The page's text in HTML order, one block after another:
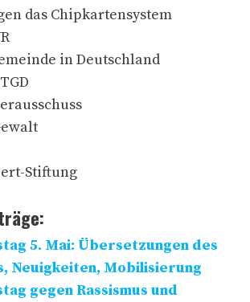
das Chipkartensystem
in Deutschland
Stiftung
5. Mai: Übersetzungen des
Neuigkeiten, Mobilisierung
gegen Rassismus und